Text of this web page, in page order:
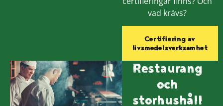
vad krävs?
Certifiering av
livsmedelsverksamhet
Restaurang
och
storhushåll